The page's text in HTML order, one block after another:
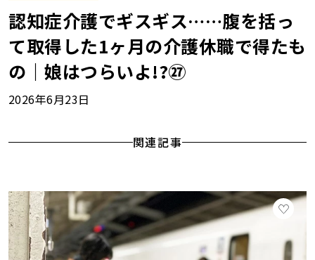
認知症介護でギスギス……腹を括っ
て取得した1ヶ月の介護休職で得たも
の｜娘はつらいよ!?㉗
2026年6月23日
関連記事